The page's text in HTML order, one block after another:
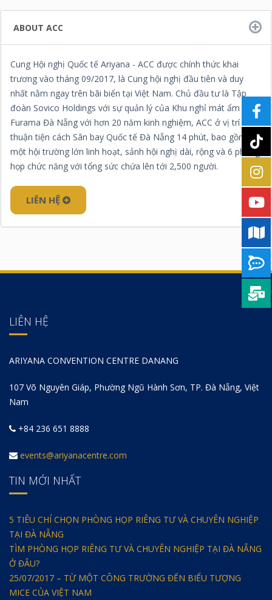
ABOUT ACC
Cung Hội nghị Quốc tế Ariyana - ACC được chính thức khai
trương vào tháng 09/2017, là Cung hội nghị đầu tiên và duy
nhất nằm ngay trên bãi biển tại Việt Nam. Chủ đầu tư là Tập
đoàn Sovico Holdings với sự quản lý của Khu nghỉ mát ẩm thực
Furama Đà Nẵng với hơn 20 năm kinh nghiệm, ACC ở vị trí
thuận tiện cách Sân bay Quốc tế Đà Nẵng 14 phút, bao gồm
một hội trường lớn linh hoạt, sảnh hội nghị dài, rộng và 6 phòng
họp chức năng với tổng sức chứa lên tới 2,500 người.
LIÊN HỆ
LIÊN HỆ
ARIYANA CONVENTION CENTRE DANANG
107 Võ Nguyên Giáp, Phường Ngũ Hành Sơn, TP. Đà Nẵng, Việt
Nam
+84 236 651 8888
events@ariyanacentre.com
TIN MỚI NHẤT
5 TIÊU CHÍ CHỌN PHÒNG HỌP RIÊNG TƯ VÀ CHUYÊN NGHIỆP
TẠI ĐÀ NẴNG
TÌM PHÒNG HỌP RIÊNG TƯ VÀ CHUYÊN NGHIỆP TẠI ĐÀ NẴNG
Ở ĐÂU?
25/07/2017 – TỪ MỘT CÔNG TRƯỜNG ĐẾN BIỂU TƯỢNG
MICE CỦA VIỆT NAM